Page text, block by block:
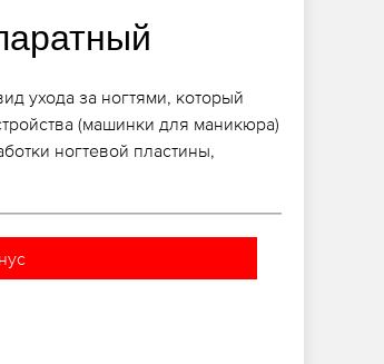
ухода за ногтями, который
(машинки для маникюра)
ногтевой пластины,